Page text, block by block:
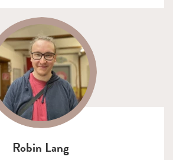
Robin Lang